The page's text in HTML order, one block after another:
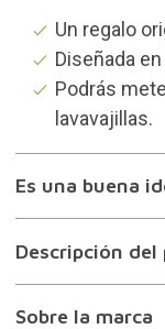
Un regalo
Diseñada
Podrás
lavavajillas.
Es una buena
Descripción
Sobre la marca